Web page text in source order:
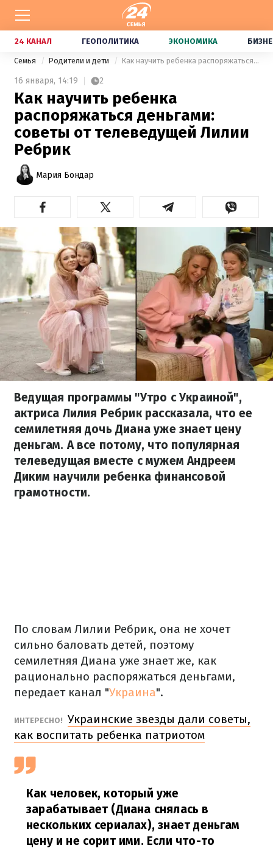
24 КАНАЛ ГЕОПОЛИТИКА ЭКОНОМИКА
Семья Родители и дети Как научить ребенка распоряжаться деньгами: советы от телеведущей Лилии Ребрик
16 января, 14:19 2
Как научить ребенка
распоряжаться деньгами:
советы от телеведущей Лилии
Ребрик
Мария Бондар
Ведущая программы "Утро с Украиной",
актриса Лилия Ребрик рассказала, что ее
семилетняя дочь Диана уже знает цену
деньгам. А все потому, что популярная
телеведущая вместе с мужем Андреем
Диким научили ребенка финансовой
грамотности.
По словам Лилии Ребрик, она не хочет
сильно баловать детей, поэтому
семилетняя Диана уже знает же, как
рационально распоряжаться деньгами,
передает канал "Украина".
ИНТЕРЕСНО! Украинские звезды дали советы,
как воспитать ребенка патриотом
Как человек, который уже
зарабатывает (Диана снялась в
нескольких сериалах), знает деньгам
цену и не сорит ими. Если что-то